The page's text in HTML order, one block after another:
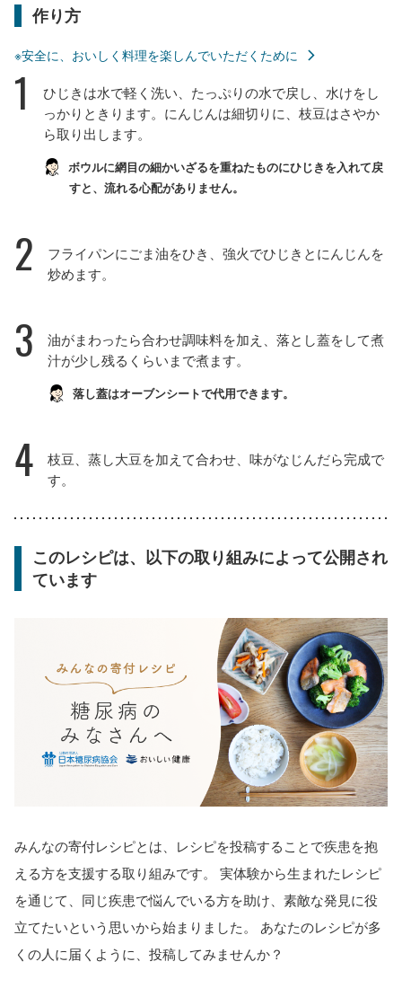
作り方
※安全に、おいしく料理を楽しんでいただくために
1
ひじきは水で軽く洗い、たっぷりの水で戻し、水けをし
っかりときります。にんじんは細切りに、枝豆はさやか
ら取り出します。
ボウルに網目の細かいざるを重ねたものにひじきを入れて戻
すと、流れる心配がありません。
2
フライパンにごま油をひき、強火でひじきとにんじんを
炒めます。
3
油がまわったら合わせ調味料を加え、落とし蓋をして煮
汁が少し残るくらいまで煮ます。
落し蓋はオーブンシートで代用できます。
4
枝豆、蒸し大豆を加えて合わせ、味がなじんだら完成で
す。
このレシピは、以下の取り組みによって公開され
ています
みんなの寄付レシピとは、レシピを投稿することで疾患を抱
える方を支援する取り組みです。 実体験から生まれたレシピ
を通じて、同じ疾患で悩んでいる方を助け、素敵な発見に役
立てたいという思いから始まりました。 あなたのレシピが多
くの人に届くように、投稿してみませんか？